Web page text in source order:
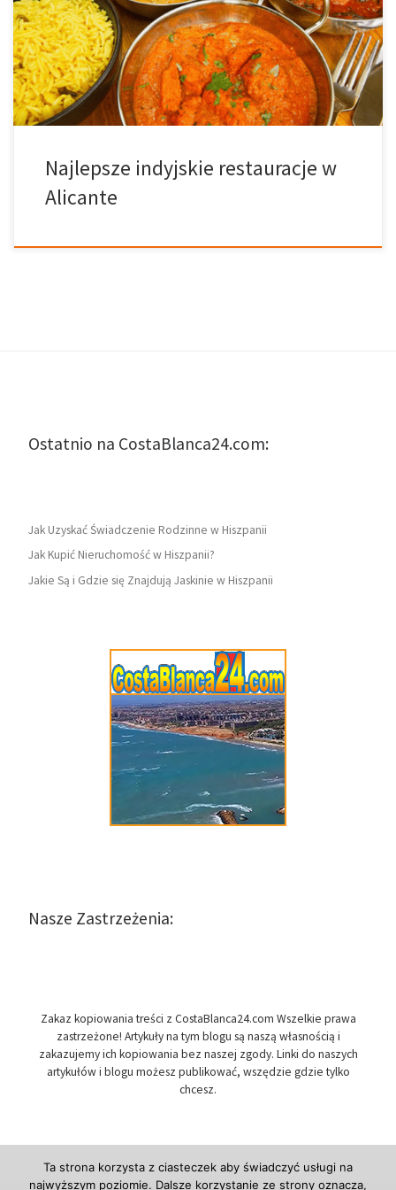
międzynarodowej. Dzisiaj pod lupę bierzemy dania kuchni
indyjskiej! • The Gallery Indian Restaurant Jako miejsce o
przystępnych cenach, jest to zdecydowanie popularne miejsce na
mapie Alicante, do którego […]
Najlepsze indyjskie restauracje w
Alicante
Ostatnio na CostaBlanca24.com:
Jak Uzyskać Świadczenie Rodzinne w Hiszpanii
Jak Kupić Nieruchomość w Hiszpanii?
Jakie Są i Gdzie się Znajdują Jaskinie w Hiszpanii
Nasze Zastrzeżenia:
Zakaz kopiowania treści z CostaBlanca24.com Wszelkie prawa
zastrzeżone! Artykuły na tym blogu są naszą własnością i
zakazujemy ich kopiowania bez naszej zgody. Linki do naszych
artykułów i blogu możesz publikować, wszędzie gdzie tylko
chcesz.
Ta strona korzysta z ciasteczek aby świadczyć usługi na
najwyższym poziomie. Dalsze korzystanie ze strony oznacza,